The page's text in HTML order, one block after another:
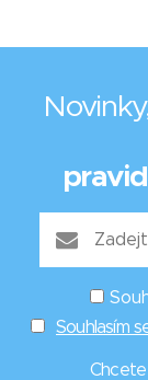
Souhlasím